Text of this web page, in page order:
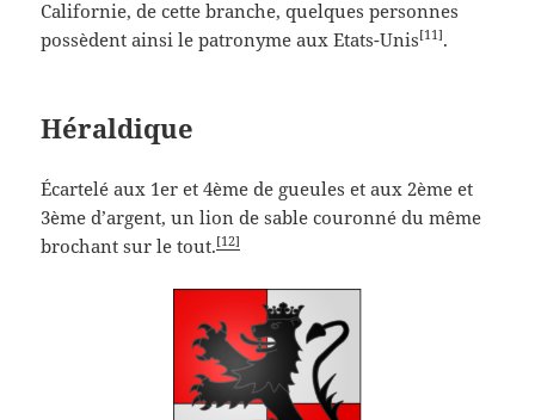
Californie, de cette branche, quelques personnes
possèdent ainsi le patronyme aux Etats-Unis[11].
Héraldique
Écartelé aux 1er et 4ème de gueules et aux 2ème et
3ème d’argent, un lion de sable couronné du même
brochant sur le tout.[12]